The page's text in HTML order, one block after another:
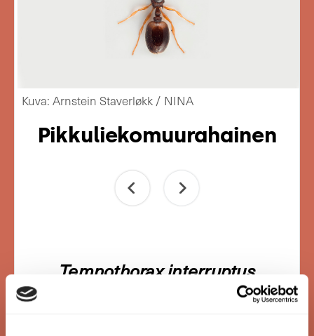
Kuva: Arnstein Staverløkk / NINA
Pikkuliekomuurahainen
Temnothorax interruptus
Liekomuurahaiset jäävät usein huomaamatta,